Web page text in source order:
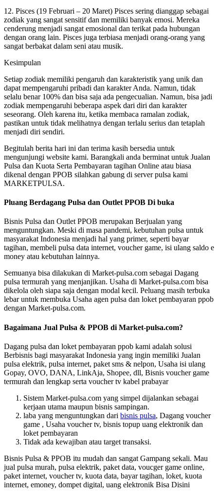
12. Pisces (19 Februari – 20 Maret) Pisces sering dianggap sebagai
zodiak yang sangat sensitif dan memiliki banyak emosi. Mereka
cenderung menjadi sangat emosional dan terikat pada hubungan
dengan orang lain. Pisces juga terbiasa menjadi orang-orang yang
sangat berbakat dalam seni atau musik.
Kesimpulan
Setiap zodiak memiliki pengaruh dan karakteristik yang unik dan
dapat mempengaruhi pribadi dan karakter Anda. Namun, tidak
selalu benar 100% dan bisa saja ada pengecualian. Namun, bisa jadi
zodiak mempengaruhi beberapa aspek dari diri dan karakter
seseorang. Oleh karena itu, ketika membaca ramalan zodiak,
pastikan untuk tidak melihatnya dengan terlalu serius dan tetaplah
menjadi diri sendiri.
Begitulah berita hari ini dan terima kasih bersedia untuk
mengunjungi website kami. Barangkali anda berminat untuk Jualan
Pulsa dan Kuota Serta Pembayaran tagihan Online atau biasa
dikenal dengan PPOB silahkan gabung di server pulsa kami
MARKETPULSA.
Pluang Berdagang Pulsa dan Outlet PPOB Di buka
Bisnis Pulsa dan Outlet PPOB merupakan Berjualan yang
menguntungkan. Meski di masa pandemi, kebutuhan pulsa untuk
masyarakat Indonesia menjadi hal yang primer, seperti bayar
tagihan, membeli pulsa data internet, voucher game, isi ulang saldo e
money atau kebutuhan lainnya.
Semuanya bisa dilakukan di Market-pulsa.com sebagai Dagang
pulsa termurah yang menjanjikan. Usaha di Market-pulsa.com bisa
dikelola oleh siapa saja dengan modal kecil. Peluang masih terbuka
lebar untuk membuka Usaha agen pulsa dan loket pembayaran ppob
dengan Market-pulsa.com.
Bagaimana Jual Pulsa & PPOB di Market-pulsa.com?
Dagang pulsa dan loket pembayaran ppob kami adalah solusi
Berbisnis bagi masyarakat Indonesia yang ingin memiliki Jualan
pulsa elektrik, pulsa internet, paket sms & nelpon, Usaha isi ulang
Gopay, OVO, DANA, LinkAja, Shopee, dll, Bisnis voucher game
termurah dan lengkap serta voucher tv kabel prabayar
Sistem Market-pulsa.com yang simpel dijalankan sebagai
kerjaan utama maupun bisnis sampingan.
laba yang menguntungkan dari bisnis pulsa, Dagang voucher
game , Usaha voucher tv, bisnis topup uang elektronik dan
loket pembayaran
Tidak ada kewajiban atau target transaksi.
Bisnis Pulsa & PPOB itu mudah dan sangat Gampang sekali. Mau
jual pulsa murah, pulsa elektrik, paket data, voucger game online,
paket internet, voucher tv, kuota data, bayar tagihan, loket, kuota
internet, emoney, dompet digital, uang elektronik Bisa Disini